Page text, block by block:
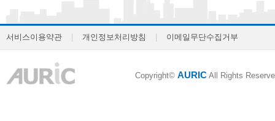
서비스이용약관 개인정보처리방침 이메일무단수집거부
Copyright© AURIC All Rights